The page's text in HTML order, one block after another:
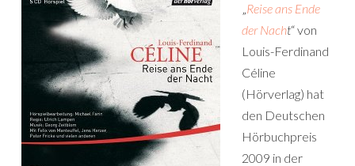
„Reise ans Ende
der Nacht“ von
Louis-Ferdinand
Céline
(Hörverlag) hat
den Deutschen
Hörbuchpreis
2009 in der